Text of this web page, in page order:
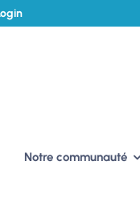
Notre communauté